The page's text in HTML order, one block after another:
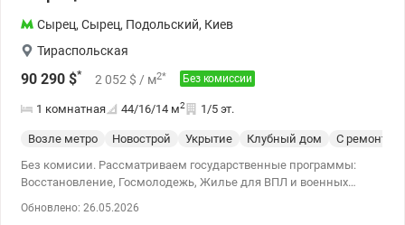
Сырец, Сырец, Подольский, Киев
Тираспольская
90 290 $* 2 052 $ / м2* Без комиссии
1 комнатная 44/16/14 м2 1/5 эт.
Возле метро Новострой Укрытие Клубный дом
С ремонтом
Без комисии. Рассматриваем государственные программы:
Восстановление, Госмолодежь, Жилье для ВПЛ и военных
Обновлено: 26.05.2026